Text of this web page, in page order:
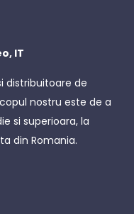
IT
distribuitoare de
nostru este de a
si superioara, la
din Romania.